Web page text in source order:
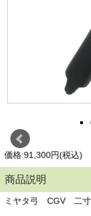
価格:91,300円(税込)
商品説明
ミヤタ弓 CGV 二